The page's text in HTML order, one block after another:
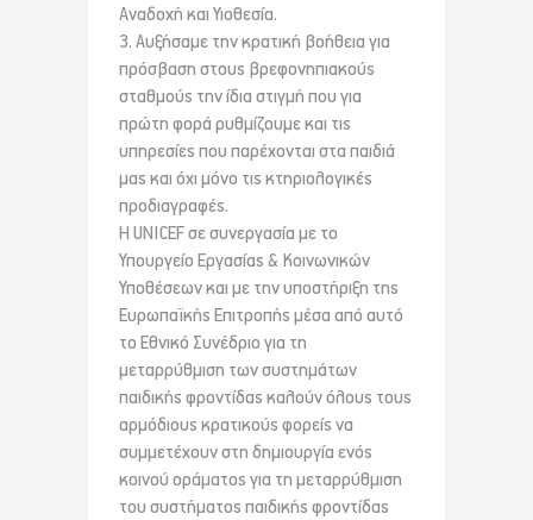
Αναδοχή και Υιοθεσία.
3. Αυξήσαμε την κρατική βοήθεια για
πρόσβαση στους βρεφονηπιακούς
σταθμούς την ίδια στιγμή που για
πρώτη φορά ρυθμίζουμε και τις
υπηρεσίες που παρέχονται στα παιδιά
μας και όχι μόνο τις κτηριολογικές
προδιαγραφές.
Η UNICEF σε συνεργασία με το
Υπουργείο Εργασίας & Κοινωνικών
Υποθέσεων και με την υποστήριξη της
Ευρωπαϊκής Επιτροπής μέσα από αυτό
το Εθνικό Συνέδριο για τη
μεταρρύθμιση των συστημάτων
παιδικής φροντίδας καλούν όλους τους
αρμόδιους κρατικούς φορείς να
συμμετέχουν στη δημιουργία ενός
κοινού οράματος για τη μεταρρύθμιση
του συστήματος παιδικής φροντίδας